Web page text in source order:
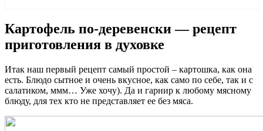
Картофель по-деревенски — рецепт
приготовления в духовке
Итак наш первый рецепт самый простой – картошка, как она
есть. Блюдо сытное и очень вкусное, как само по себе, так и с
салатиком, ммм… Уже хочу). Да и гарнир к любому мясному
блюду, для тех кто не представляет ее без мяса.